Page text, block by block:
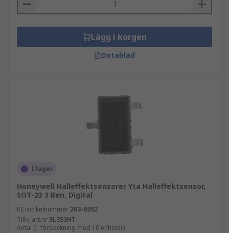
Lägg i korgen
Datablad
I lager
Honeywell Halleffektsensorer Yta Halleffektsensor,
SOT-23 3 Ben, Digital
RS-artikelnummer 203-6952
Tillv. art.nr SL353HT
Antal (1 förpackning med 10 enheter)